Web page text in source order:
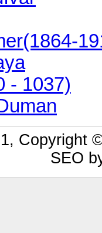
- 1037)
Copyright
SEO